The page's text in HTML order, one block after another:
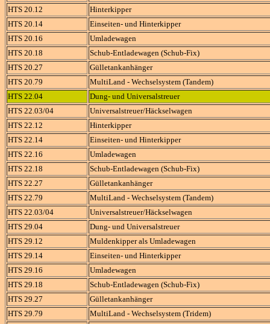
HTS 20.12
Hinterkipper
HTS 20.14
Einseiten- und Hinterkipper
HTS 20.16
Umladewagen
HTS 20.18
Schub-Entladewagen (Schub-Fix)
HTS 20.27
Gülletankanhänger
HTS 20.79
MultiLand - Wechselsystem (Tandem)
HTS 22.04
Dung- und Universalstreuer
HTS 22.03/04
Universalstreuer/Häckselwagen
HTS 22.12
Hinterkipper
HTS 22.14
Einseiten- und Hinterkipper
HTS 22.16
Umladewagen
HTS 22.18
Schub-Entladewagen (Schub-Fix)
HTS 22.27
Gülletankanhänger
HTS 22.79
MultiLand - Wechselsystem (Tandem)
HTS 22.03/04
Universalstreuer/Häckselwagen
HTS 29.04
Dung- und Universalstreuer
HTS 29.12
Muldenkipper als Umladewagen
HTS 29.14
Einseiten- und Hinterkipper
HTS 29.16
Umladewagen
HTS 29.18
Schub-Entladewagen (Schub-Fix)
HTS 29.27
Gülletankanhänger
HTS 29.79
MultiLand - Wechselsystem (Tridem)